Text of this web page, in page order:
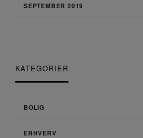
SEPTEMBER 2019
KATEGORIER
BOLIG
ERHVERV